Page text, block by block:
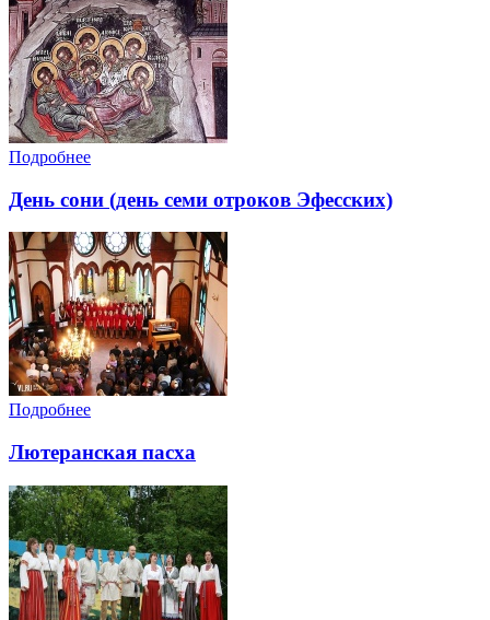
Подробнее
День сони (день семи отроков Эфесских)
Подробнее
Лютеранская пасха